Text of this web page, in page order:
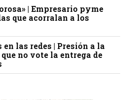
| Empresario pyme
que acorralan a los
las redes | Presión a la
no vote la entrega de